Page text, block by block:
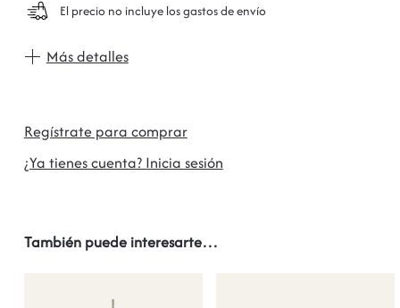
El precio no incluye los gastos de envío
Más detalles
Regístrate para comprar
¿Ya tienes cuenta? Inicia sesión
También puede interesarte…